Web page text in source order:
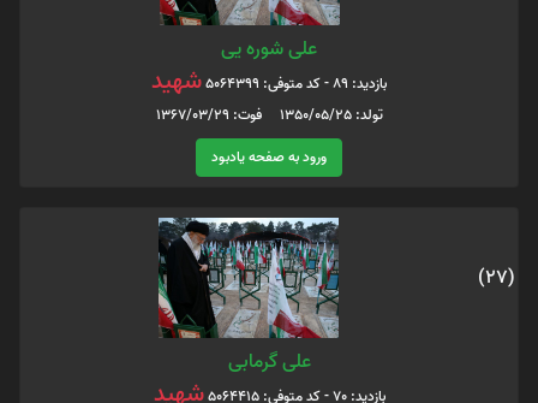
علی شوره یی
بازدید: 89 - کد متوفی: 5064399 شهید
تولد: 1350/05/25 فوت: 1367/03/29
ورود به صفحه یادبود
(27)
علی گرمابی
بازدید: 70 - کد متوفی: 5064415 شهید